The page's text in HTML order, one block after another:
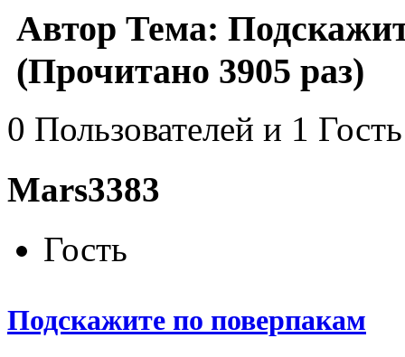
Автор Тема:
(Прочитано 3905 раз)
0 Пользователей и 1
Mars3383
Гость
Подскажите по поверпакам